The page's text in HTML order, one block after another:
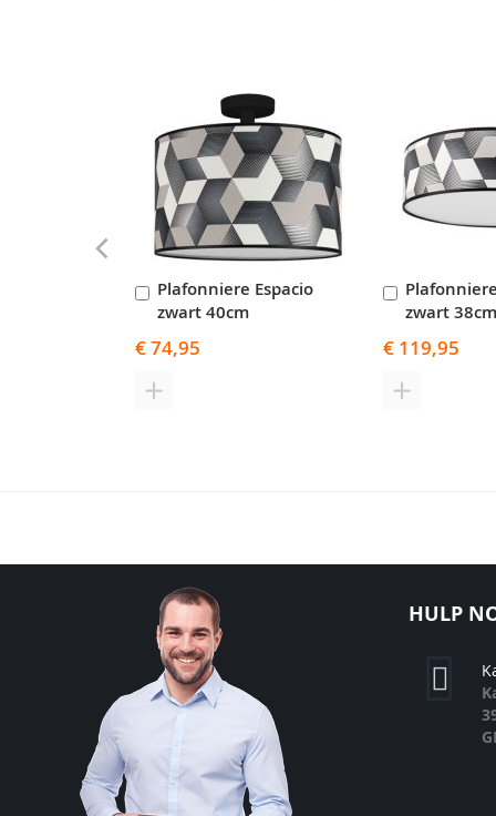
Plafonniere Espacio
zwart 40cm
€ 74,95
In
Winkelwagen
TOEVOEGEN
zwart 38cm
€ 119,95
In
TOEVOEGEN
HULP